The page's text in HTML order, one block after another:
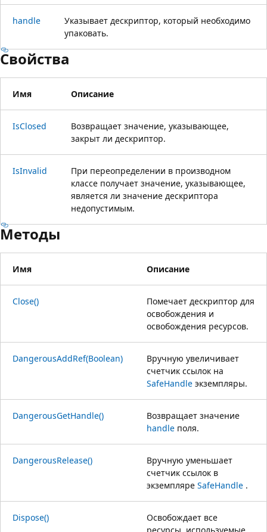
handle
Указывает дескриптор, который необходимо
упаковать.
Свойства
Имя Описание
IsClosed
Возвращает значение, указывающее,
закрыт ли дескриптор.
IsInvalid
При переопределении в производном
классе получает значение, указывающее,
является ли значение дескриптора
недопустимым.
Методы
Имя Описание
Close()
Помечает дескриптор для
освобождения и
освобождения ресурсов.
DangerousAddRef(Boolean)
Вручную увеличивает
счетчик ссылок на
SafeHandle экземпляры.
DangerousGetHandle()
Возвращает значение
handle поля.
DangerousRelease()
Вручную уменьшает
счетчик ссылок в
экземпляре SafeHandle .
Dispose()
Освобождает все
ресурсы, используемые